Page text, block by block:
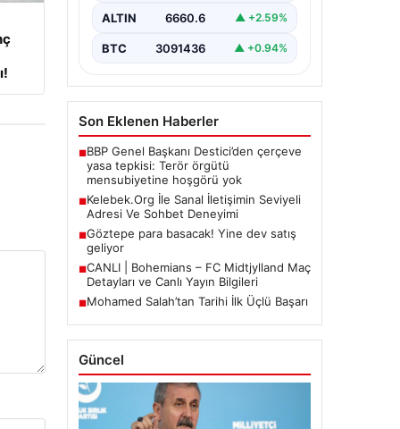
etmektedir. Halen…
ALTIN 6660.6 ▲ +2.59%
BTC 3091436 ▲ +0.94%
Son Eklenen Haberler
■BBP Genel Başkanı Destici’den çerçeve
yasa tepkisi: Terör örgütü
mensubiyetine hoşgörü yok
■Kelebek.Org İle Sanal İletişimin Seviyeli
Adresi Ve Sohbet Deneyimi
■Göztepe para basacak! Yine dev satış
geliyor
■CANLI | Bohemians – FC Midtjylland Maç
Detayları ve Canlı Yayın Bilgileri
■Mohamed Salah’tan Tarihi İlk Üçlü Başarı
Güncel